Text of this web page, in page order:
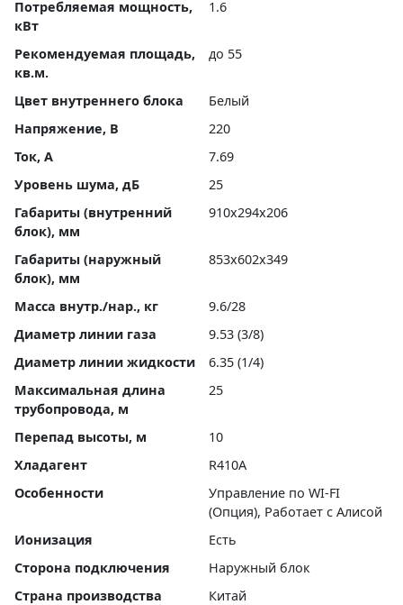
Потребляемая мощность,
кВт
1.6
Рекомендуемая площадь,
кв.м.
до 55
Цвет внутреннего блока
Белый
Напряжение, В
220
Ток, А
7.69
Уровень шума, дБ
25
Габариты (внутренний
блок), мм
910x294x206
Габариты (наружный
блок), мм
853x602x349
Масса внутр./нар., кг
9.6/28
Диаметр линии газа
9.53 (3/8)
Диаметр линии жидкости
6.35 (1/4)
Максимальная длина
трубопровода, м
25
Перепад высоты, м
10
Хладагент
R410A
Особенности
Управление по WI-FI
(Опция), Работает с Алисой
Ионизация
Есть
Сторона подключения
Наружный блок
Страна производства
Китай